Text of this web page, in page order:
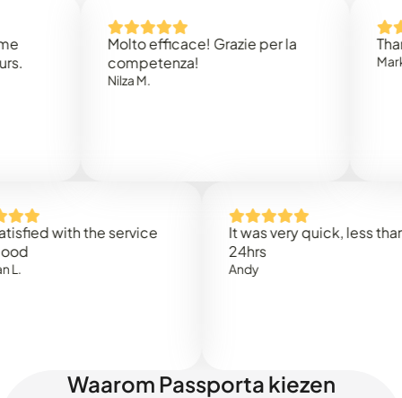
Molto efficace! Grazie per la
competenza!
Thank
with the service
It was very quick, less than
Waarom Passporta kiezen